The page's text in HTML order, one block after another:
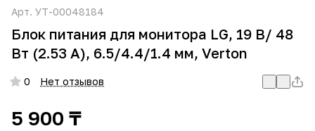
Арт. УТ-00048184
Блок питания для монитора LG, 19 В/ 48
Вт (2.53 А), 6.5/4.4/1.4 мм, Verton
0 Нет отзывов
5 900 ₸